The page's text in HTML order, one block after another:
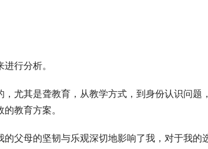
行分析。
尤其是聋教育，从教学方式，到身份认识问题
教育方案。
父母的坚韧与乐观深切地影响了我，对于我的